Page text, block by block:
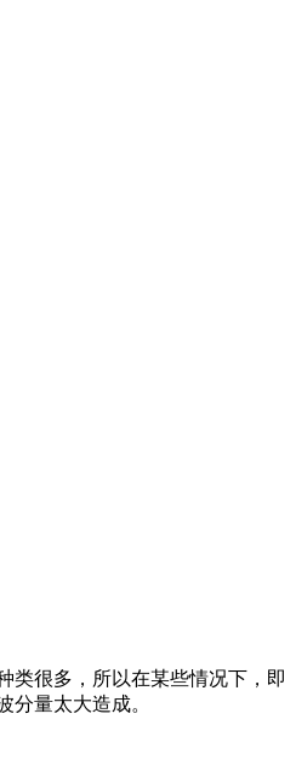
很多，所以在某些情况下，即
量太大造成。